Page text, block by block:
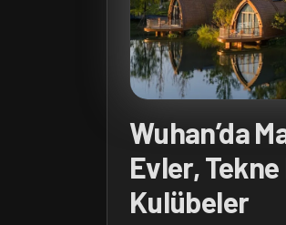
Wuhan’da
Evler,
Kulübeler